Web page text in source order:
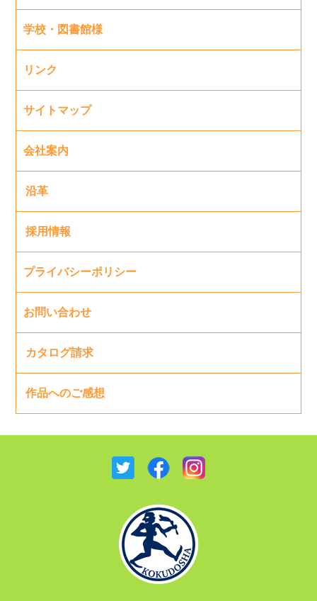
学校・図書館様
リンク
サイトマップ
会社案内
沿革
採用情報
プライバシーポリシー
お問い合わせ
カタログ請求
作品へのご感想